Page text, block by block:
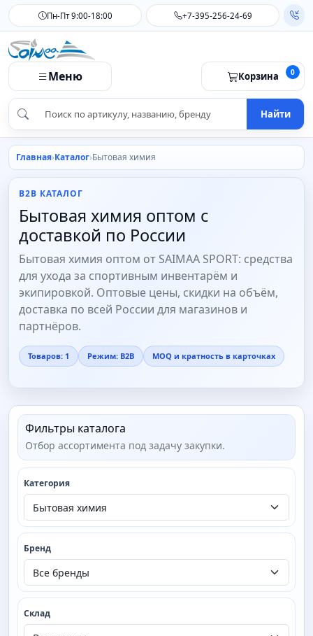
Пн-Пт 9:00-18:00 +7-395-256-24-69
Меню Корзина 0
Найти
Главная Каталог Бытовая химия
B2B КАТАЛОГ
Бытовая химия оптом с
доставкой по России
Бытовая химия оптом от SAIMAA SPORT: средства
для ухода за спортивным инвентарём и
экипировкой. Оптовые цены, скидки на объём,
доставка по всей России для магазинов и
партнёров.
Товаров: 1 Режим: B2B MOQ и кратность в карточках
Фильтры каталога
Отбор ассортимента под задачу закупки.
Категория
Бренд
Склад